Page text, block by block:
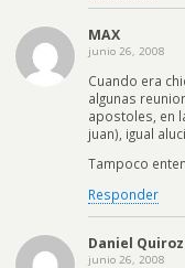
MAX
junio 26, 2008
Cuando era
algunas
apostoles, en
juan), igual
Tampoco
Responder
Daniel Quiroz
junio 26, 2008